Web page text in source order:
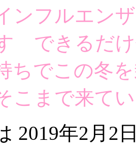
ンフルエン
できるだ
ちでこの冬
こまで来て
2019年2月2